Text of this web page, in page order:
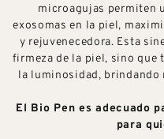
microagujas permiten
exosomas en la piel,
y rejuvenecedora. Esta
firmeza de la piel, sino que
la luminosidad,
El Bio Pen es adecuado
para